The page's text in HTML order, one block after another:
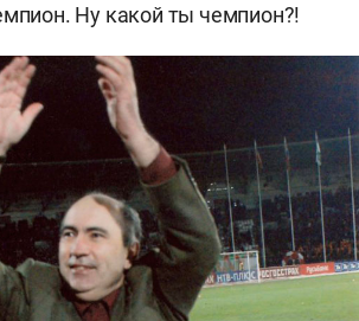
Ну какой ты чемпион?!